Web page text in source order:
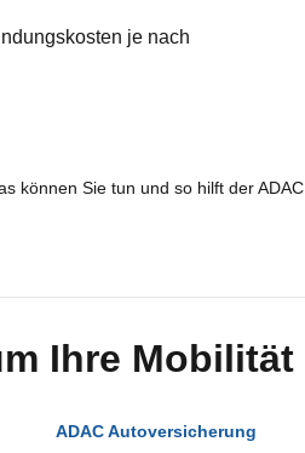
je nach
können Sie tun und so hilft der ADAC
Ihre Mobilität
ADAC Autoversicherung